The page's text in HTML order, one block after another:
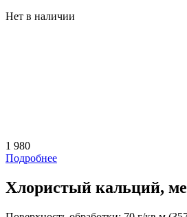
Нет в наличии
1 980
Подробнее
Хлористый кальций,